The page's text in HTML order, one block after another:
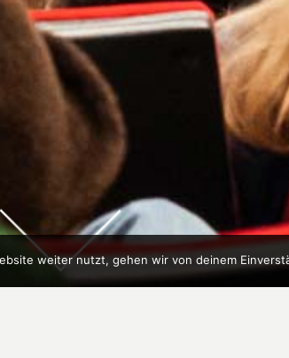
weiter nutzt, gehen wir von deinem